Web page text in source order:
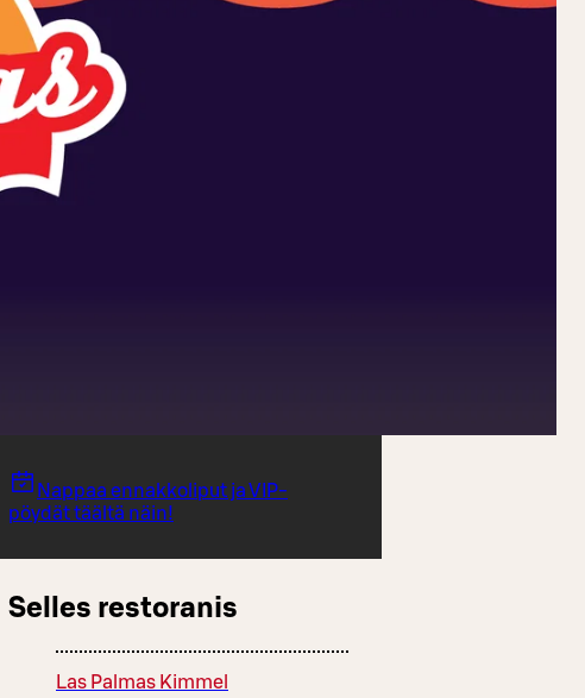
Nappaa ennakkoliput ja VIP-
pöydät täältä näin!
Selles restoranis
Las Palmas Kimmel